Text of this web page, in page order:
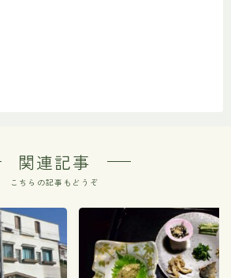
関連記事
こちらの記事もどうぞ